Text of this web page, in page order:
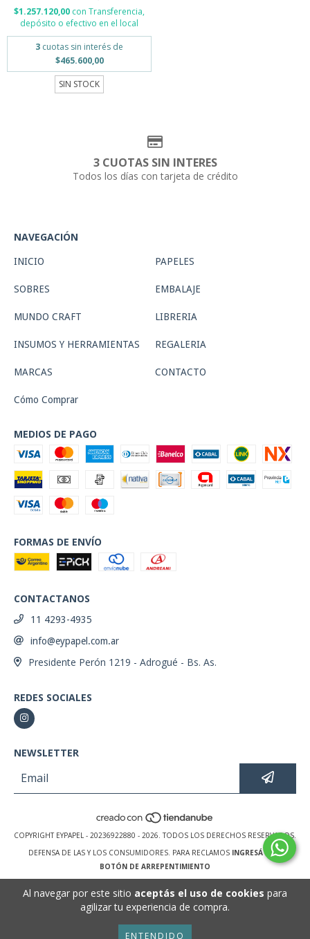
Al navegar por este sitio aceptás el uso de cookies para
agilizar tu experiencia de compra.
ENTENDIDO
$1.257.120,00 con Transferencia,
depósito o efectivo en el local
3 cuotas sin interés de
$465.600,00
SIN STOCK
3 CUOTAS SIN INTERES
Todos los días con tarjeta de crédito
NAVEGACIÓN
INICIO PAPELES
SOBRES EMBALAJE
MUNDO CRAFT LIBRERIA
INSUMOS Y HERRAMIENTAS REGALERIA
MARCAS CONTACTO
Cómo Comprar
MEDIOS DE PAGO
FORMAS DE ENVÍO
CONTACTANOS
11 4293-4935
info@eypapel.com.ar
Presidente Perón 1219 - Adrogué - Bs. As.
REDES SOCIALES
NEWSLETTER
COPYRIGHT EYPAPEL - 20236922880 - 2026. TODOS LOS DERECHOS RESERVADOS.
DEFENSA DE LAS Y LOS CONSUMIDORES. PARA RECLAMOS INGRESÁ ACÁ.
BOTÓN DE ARREPENTIMIENTO